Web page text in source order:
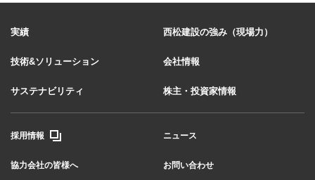
実績 西松建設の強み（現場力）
技術&ソリューション 会社情報
サステナビリティ 株主・投資家情報
採用情報 ニュース
協力会社の皆様へ お問い合わせ